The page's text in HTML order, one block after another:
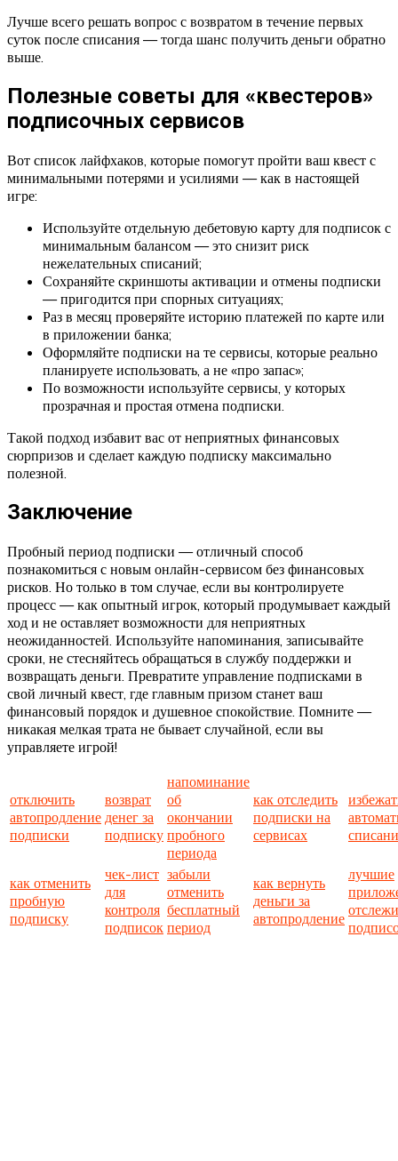
Лучше всего решать вопрос с возвратом в течение первых
суток после списания — тогда шанс получить деньги обратно
выше.
Полезные советы для «квестеров»
подписочных сервисов
Вот список лайфхаков, которые помогут пройти ваш квест с
минимальными потерями и усилиями — как в настоящей
игре:
Используйте отдельную дебетовую карту для подписок с
минимальным балансом — это снизит риск
нежелательных списаний;
Сохраняйте скриншоты активации и отмены подписки
— пригодится при спорных ситуациях;
Раз в месяц проверяйте историю платежей по карте или
в приложении банка;
Оформляйте подписки на те сервисы, которые реально
планируете использовать, а не «про запас»;
По возможности используйте сервисы, у которых
прозрачная и простая отмена подписки.
Такой подход избавит вас от неприятных финансовых
сюрпризов и сделает каждую подписку максимально
полезной.
Заключение
Пробный период подписки — отличный способ
познакомиться с новым онлайн-сервисом без финансовых
рисков. Но только в том случае, если вы контролируете
процесс — как опытный игрок, который продумывает каждый
ход и не оставляет возможности для неприятных
неожиданностей. Используйте напоминания, записывайте
сроки, не стесняйтесь обращаться в службу поддержки и
возвращать деньги. Превратите управление подписками в
свой личный квест, где главным призом станет ваш
финансовый порядок и душевное спокойствие. Помните —
никакая мелкая трата не бывает случайной, если вы
управляете игрой!
отключить
автопродление
подписки
возврат
денег за
подписку
напоминание
об
окончании
пробного
периода
как отследить
подписки на
сервисах
как отменить
пробную
подписку
чек-лист
для
контроля
подписок
забыли
отменить
бесплатный
период
как вернуть
деньги за
автопродление
лучшие